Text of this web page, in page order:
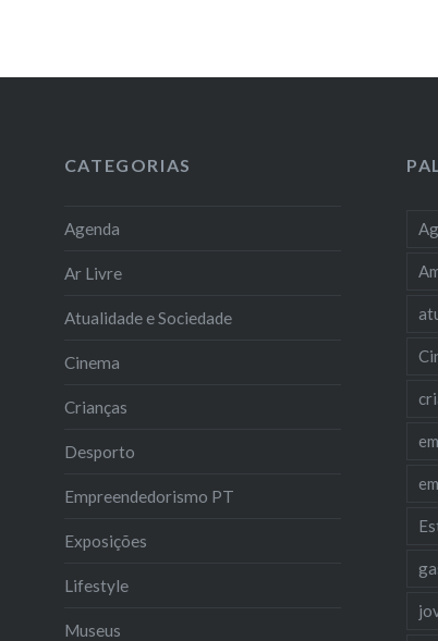
CATEGORIAS
Agenda
Ar Livre
Atualidade e Sociedade
Cinema
Crianças
Desporto
Empreendedorismo PT
Exposições
Lifestyle
Museus